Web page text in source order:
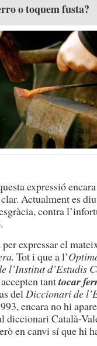
o toquem fusta?
expressió
Actualment es
contra
expressar el
Tot i que a l’
l’Institut d’Estudis
tanttocar
delDiccionari de
encara no hi
diccionari Català-
en canvi sí que hi